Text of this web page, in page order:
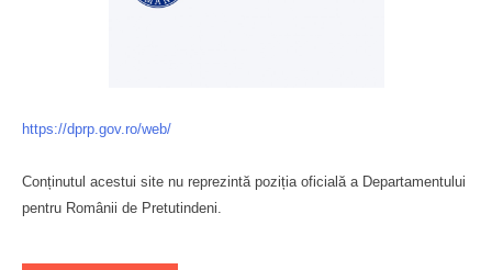
https://dprp.gov.ro/web/
Conținutul acestui site nu reprezintă poziția oficială a Departamentului
pentru Românii de Pretutindeni.